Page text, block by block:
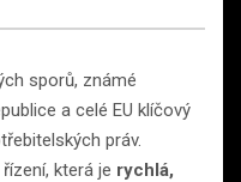
sporů, známé
a celé EU klíčový
práv.
která je rychlá,